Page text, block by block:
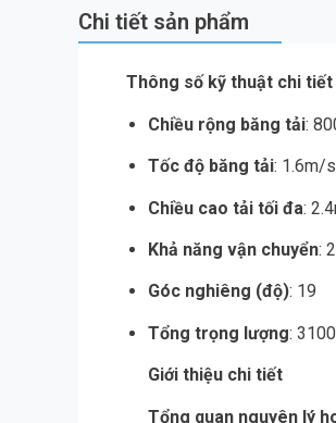
Chi tiết sản phẩm
Thông số kỹ thuật chi tiết
Chiều rộng băng tải:
Tốc độ băng tải: 1.6m/s
Chiều cao tải tối đa:
Khả năng vận chuyển:
Góc nghiêng (độ): 19
Tổng trọng lượng:
Giới thiệu chi tiết
Tổng quan nguyên lý